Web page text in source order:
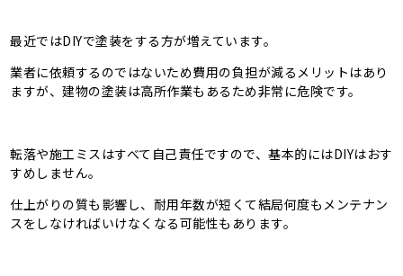
最近ではDIYで塗装をする方が増えています。
業者に依頼するのではないため費用の負担が減るメリットはあり
ますが、建物の塗装は高所作業もあるため非常に危険です。
転落や施工ミスはすべて自己責任ですので、基本的にはDIYはおす
すめしません。
仕上がりの質も影響し、耐用年数が短くて結局何度もメンテナン
スをしなければいけなくなる可能性もあります。